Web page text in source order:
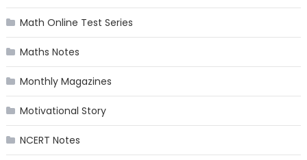
Math Online Test Series
Maths Notes
Monthly Magazines
Motivational Story
NCERT Notes